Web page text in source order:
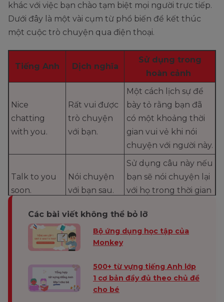
khác với việc bạn chào tạm biệt mọi người trực tiếp.
Dưới đây là một vài cụm từ phổ biến để kết thúc
một cuộc trò chuyện qua điện thoại.
Tiếng Anh Dịch nghĩa
Sử dụng trong
hoàn cảnh
Nice
chatting
with you.
Rất vui được
trò chuyện
với bạn.
Một cách lịch sự để
bày tỏ rằng bạn đã
có một khoảng thời
gian vui vẻ khi nói
chuyện với người này.
Talk to you
soon.
Nói chuyện
với bạn sau.
Sử dụng câu này nếu
bạn sẽ nói chuyện lại
với họ trong thời gian
I’ll call you
Tôi sẽ gọi lại
cho bạn sau.
bạn định gọi cho ai
I gotta go,
Tôi phải đi
đây, tạm biệt!
Câu này có thể được
sử dụng nếu bạn cần
Các bài viết không thể bỏ lỡ
Bộ ứng dụng học tập của
Monkey
500+ từ vựng tiếng Anh lớp
1 cơ bản đầy đủ theo chủ đề
cho bé